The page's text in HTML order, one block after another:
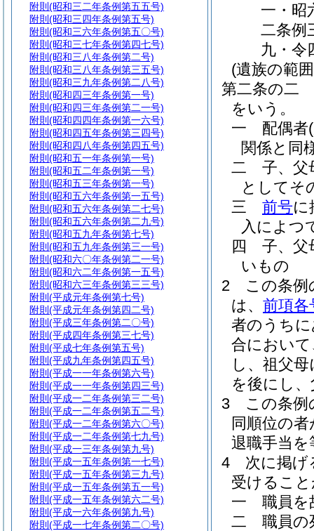
一・昭
二条例
九・令
(遺族の範
第二条の二
をいう。
一
配偶者
関係と同
二
子、父
としてそ
三
前号に
入によつ
四
子、父
いもの
2
この条例
は、 前項各
者のうち
合におい
し、祖父
を後にし
3
この条例
同順位の
退職手当
4
次に掲げ
受けるこ
一
職員を
二
職員の
附則 (昭和三二年条例第五五号)
附則 (昭和三四年条例第五号)
附則 (昭和三六年条例第五〇号)
附則 (昭和三七年条例第四七号)
附則 (昭和三八年条例第二号)
附則 (昭和三八年条例第三五号)
附則 (昭和三九年条例第二八号)
附則 (昭和四三年条例第一号)
附則 (昭和四三年条例第二一号)
附則 (昭和四四年条例第一六号)
附則 (昭和四五年条例第三四号)
附則 (昭和四八年条例第四五号)
附則 (昭和五一年条例第一号)
附則 (昭和五二年条例第一号)
附則 (昭和五三年条例第一号)
附則 (昭和五六年条例第一五号)
附則 (昭和五六年条例第二七号)
附則 (昭和五六年条例第二九号)
附則 (昭和五九年条例第七号)
附則 (昭和五九年条例第三一号)
附則 (昭和六〇年条例第二一号)
附則 (昭和六二年条例第一五号)
附則 (昭和六三年条例第三三号)
附則 (平成元年条例第七号)
附則 (平成元年条例第四二号)
附則 (平成三年条例第二〇号)
附則 (平成四年条例第三七号)
附則 (平成七年条例第五号)
附則 (平成九年条例第四五号)
附則 (平成一一年条例第六号)
附則 (平成一一年条例第四三号)
附則 (平成一二年条例第三二号)
附則 (平成一二年条例第五二号)
附則 (平成一二年条例第六〇号)
附則 (平成一二年条例第七九号)
附則 (平成一三年条例第九号)
附則 (平成一五年条例第一七号)
附則 (平成一五年条例第三九号)
附則 (平成一五年条例第五一号)
附則 (平成一五年条例第六二号)
附則 (平成一六年条例第九号)
附則 (平成一七年条例第二〇号)